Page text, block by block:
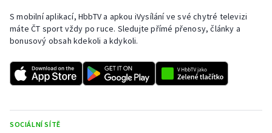
S mobilní aplikací, HbbTV a apkou iVysílání ve své chytré televizi
máte ČT sport vždy po ruce. Sledujte přímé přenosy, články a
bonusový obsah kdekoli a kdykoli.
SOCIÁLNÍ SÍTĚ